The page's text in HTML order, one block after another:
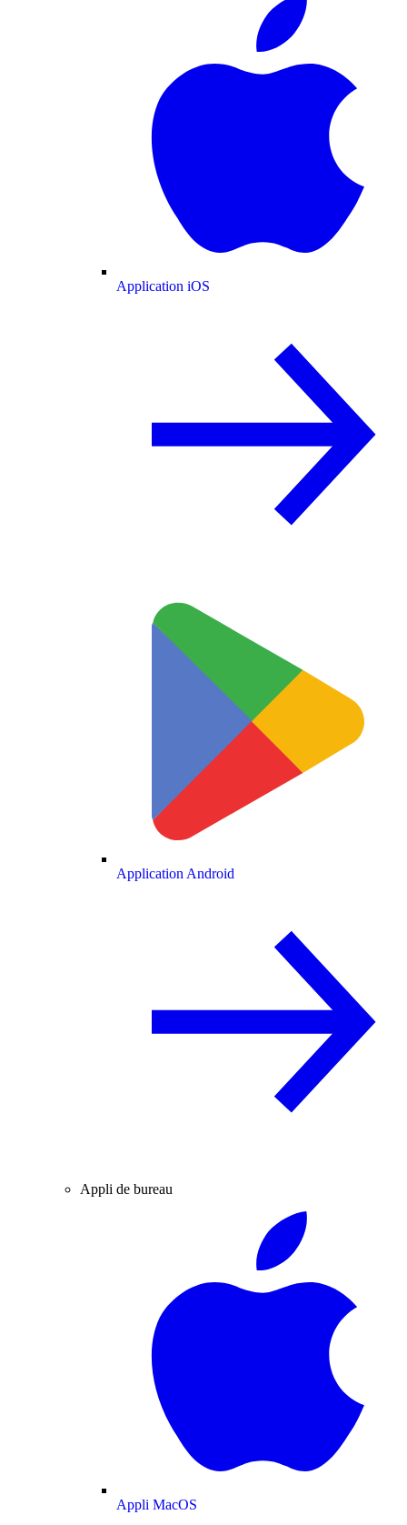
Application iOS
Application Android
Appli de bureau
Appli MacOS